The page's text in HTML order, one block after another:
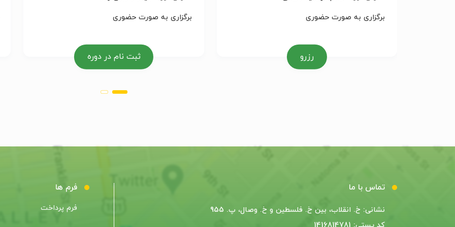
برگزاری به صورت حضوری
رزرو
برگزاری به صورت حضوری
ثبت نام در دوره
تماس با ما
نشانی: خ. انقلاب، بین خ. فلسطین و خ. وصال، پ. 955
فرم ها
فرم پرداخت